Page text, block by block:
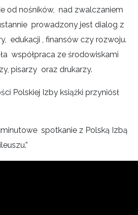
od nośników, nad zwalczaniem
prowadzony jest dialog z
edukacji , finansów czy rozwoju.
współpraca ze środowiskami
pisarzy oraz drukarzy.
Polskiej Izby książki przyniósł
spotkanie z Polską Izbą